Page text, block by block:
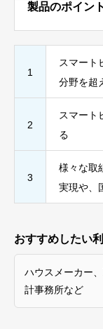
製品のポイント
1
スマート
分野を超
2
スマート
る
3
様々な取
実現や、
おすすめしたい
ハウスメーカー
計事務所など